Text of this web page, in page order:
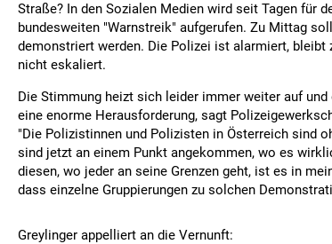
Straße? In den Sozialen Medien wird seit Tagen für
bundesweiten "Warnstreik" aufgerufen. Zu Mittag
demonstriert werden. Die Polizei ist alarmiert, bleibt
nicht eskaliert.
Die Stimmung heizt sich leider immer weiter auf
eine enorme Herausforderung, sagt
"Die Polizistinnen und Polizisten in Österreich sind
sind jetzt an einem Punkt angekommen, wo es
diesen, wo jeder an seine Grenzen geht, ist es in
dass einzelne Gruppierungen zu solchen
Greylinger appelliert an die Vernunft: